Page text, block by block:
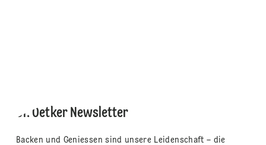
Dr. Oetker Newsletter
Backen und Geniessen sind unsere Leidenschaft – die